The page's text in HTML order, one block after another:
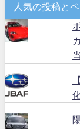
人気の投稿と